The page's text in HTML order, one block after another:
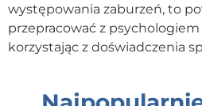
występowania zaburzeń, to
przepracować z
korzystając z doświadczenia